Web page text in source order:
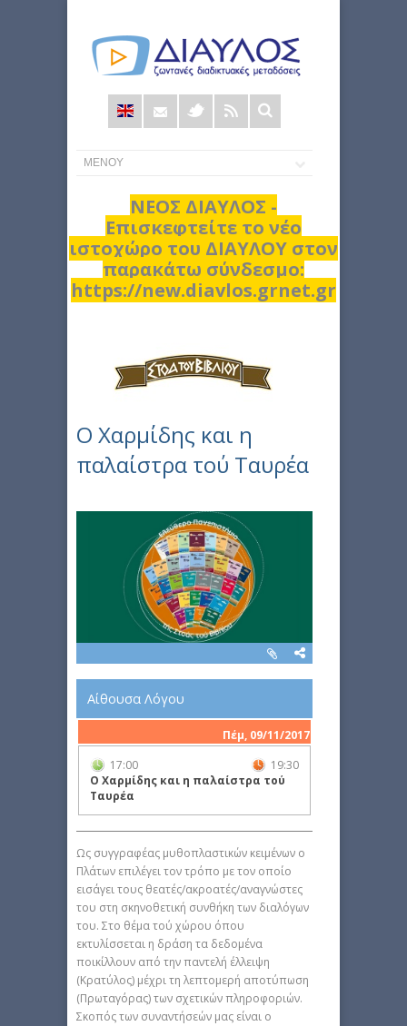
Φόρμα
αναζήτησης
ΝΕΟΣ ΔΙΑΥΛΟΣ -
Επισκεφτείτε το νέο
ιστοχώρο του ΔΙΑΥΛΟΥ στον
παρακάτω σύνδεσμο:
https://new.diavlos.grnet.gr
Ο Χαρμίδης και η
παλαίστρα τού Ταυρέα
Αίθουσα Λόγου
Πέμ, 09/11/2017
17:00
19:30
Ο Χαρμίδης και η παλαίστρα τού
Ταυρέα
Ως συγγραφέας μυθοπλαστικών κειμένων ο
Πλάτων επιλέγει τον τρόπο με τον οποίο
εισάγει τους θεατές/ακροατές/αναγνώστες
του στη σκηνοθετική συνθήκη των διαλόγων
του. Στο θέμα τού χώρου όπου
εκτυλίσσεται η δράση τα δεδομένα
ποικίλλουν από την παντελή έλλειψη
(Κρατύλος) μέχρι τη λεπτομερή αποτύπωση
(Πρωταγόρας) των σχετικών πληροφοριών.
Σκοπός των συναντήσεών μας είναι ο